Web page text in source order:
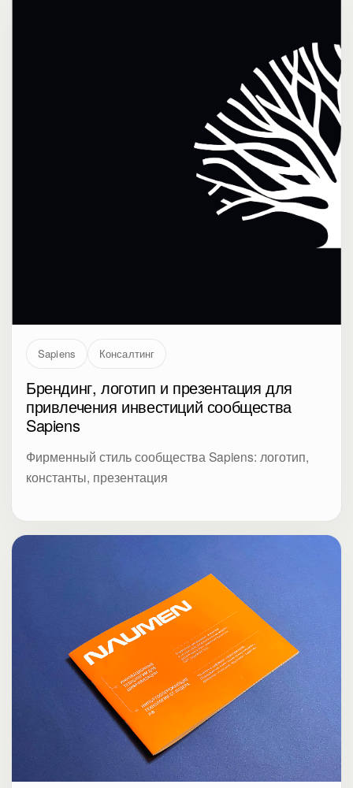
Sapiens Консалтинг
Брендинг, логотип и презентация для
привлечения инвестиций сообщества
Sapiens
Фирменный стиль сообщества Sapiens: логотип,
константы, презентация